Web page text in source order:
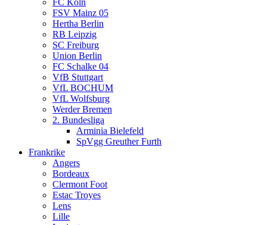
FC Koln
FSV Mainz 05
Hertha Berlin
RB Leipzig
SC Freiburg
Union Berlin
FC Schalke 04
VfB Stuttgart
VfL BOCHUM
VfL Wolfsburg
Werder Bremen
2. Bundesliga
Arminia Bielefeld
SpVgg Greuther Furth
Frankrike
Angers
Bordeaux
Clermont Foot
Estac Troyes
Lens
Lille